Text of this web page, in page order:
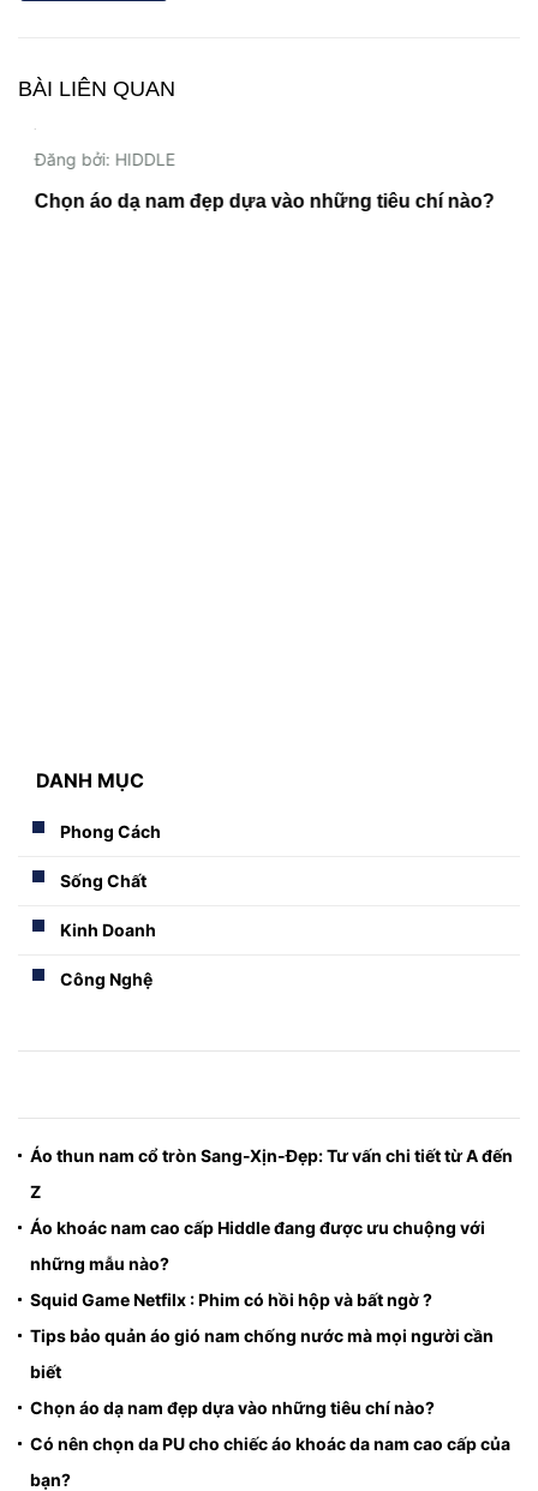
BÀI LIÊN QUAN
Đăng bởi: HIDDLE
Chọn áo dạ nam đẹp dựa vào những tiêu chí nào?
DANH MỤC
Phong Cách
Sống Chất
Kinh Doanh
Công Nghệ
Áo thun nam cổ tròn Sang-Xịn-Đẹp: Tư vấn chi tiết từ A đến
Z
Áo khoác nam cao cấp Hiddle đang được ưu chuộng với
những mẫu nào?
Squid Game Netfilx : Phim có hồi hộp và bất ngờ ?
Tips bảo quản áo gió nam chống nước mà mọi người cần
biết
Chọn áo dạ nam đẹp dựa vào những tiêu chí nào?
Có nên chọn da PU cho chiếc áo khoác da nam cao cấp của
bạn?